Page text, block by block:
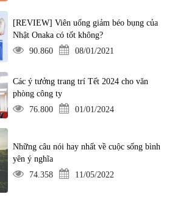
[REVIEW] Viên uống giảm béo bụng của
Nhật Onaka có tốt không?
90.860
08/01/2021
Các ý tưởng trang trí Tết 2024 cho văn
phòng công ty
76.800
01/01/2024
Những câu nói hay nhất về cuộc sống bình
yên ý nghĩa
74.358
11/05/2022